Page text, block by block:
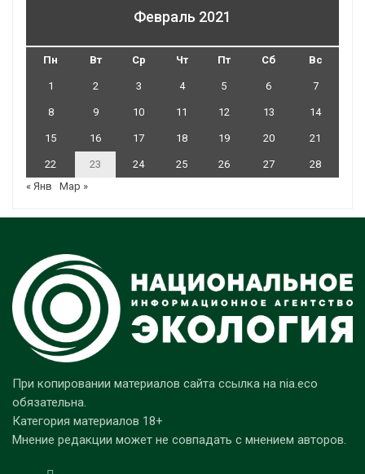
Февраль 2021
Пн Вт Ср Чт Пт Сб Вс
1 2 3 4 5 6 7
8 9 10 11 12 13 14
15 16 17 18 19 20 21
22 23 24 25 26 27
28
« Янв
Мар »
При копировании материалов сайта ссылка на nia.eco
обязательна.
Категория материалов 18+
Мнение редакции может не совпадать с мнением авторов.